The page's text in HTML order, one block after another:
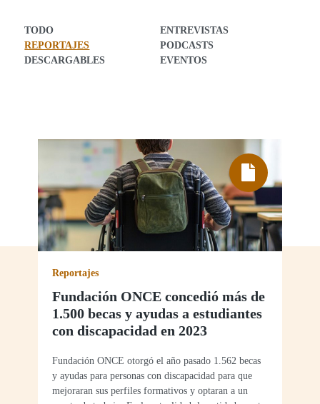
TODO
ENTREVISTAS
REPORTAJES
PODCASTS
DESCARGABLES
EVENTOS
Reportajes
Fundación ONCE concedió más de
1.500 becas y ayudas a estudiantes
con discapacidad en 2023
Fundación ONCE otorgó el año pasado 1.562 becas
y ayudas para personas con discapacidad para que
mejoraran sus perfiles formativos y optaran a un